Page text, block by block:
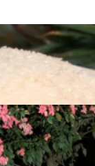
por el
420